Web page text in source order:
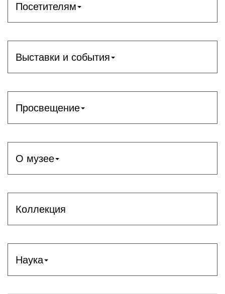
Посетителям
Выставки и события
Просвещение
О музее
Коллекция
Наука